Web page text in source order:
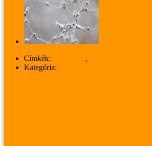
Címkék: ,
Kategória: